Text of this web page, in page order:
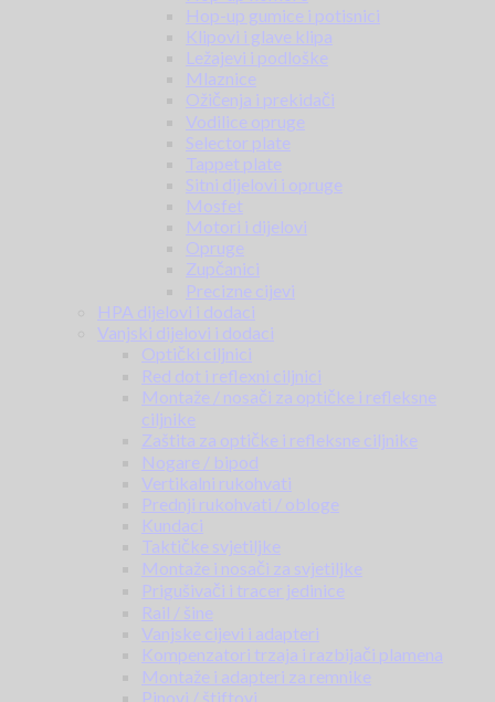
Hop-up gumice i potisnici
Klipovi i glave klipa
Ležajevi i podloške
Mlaznice
Ožičenja i prekidači
Vodilice opruge
Selector plate
Tappet plate
Sitni dijelovi i opruge
Mosfet
Motori i dijelovi
Opruge
Zupčanici
Precizne cijevi
HPA dijelovi i dodaci
Vanjski dijelovi i dodaci
Optički ciljnici
Red dot i reflexni ciljnici
Montaže / nosači za optičke i refleksne
ciljnike
Zaštita za optičke i refleksne ciljnike
Nogare / bipod
Vertikalni rukohvati
Prednji rukohvati / obloge
Kundaci
Taktičke svjetiljke
Montaže i nosači za svjetiljke
Prigušivači i tracer jedinice
Rail / šine
Vanjske cijevi i adapteri
Kompenzatori trzaja i razbijači plamena
Montaže i adapteri za remnike
Pinovi / štiftovi